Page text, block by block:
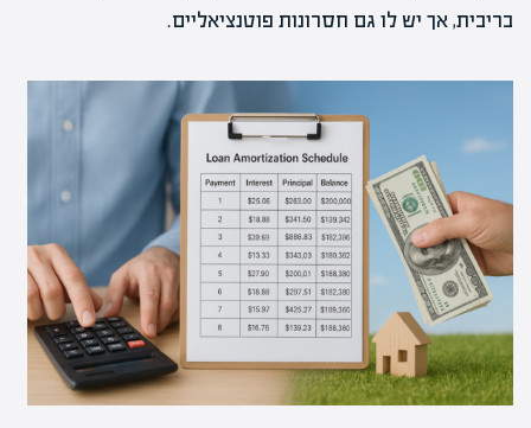
בריבית, אך יש לו גם חסרונות פוטנציאליים.